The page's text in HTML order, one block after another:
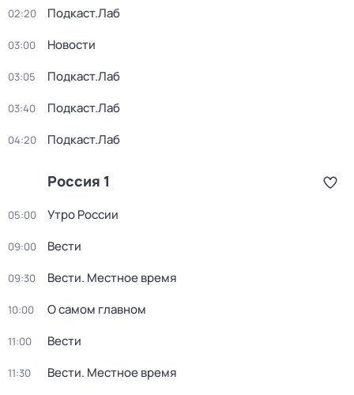
02:20 Подкаст.Лаб
03:00 Новости
03:05 Подкаст.Лаб
03:40 Подкаст.Лаб
04:20 Подкаст.Лаб
Россия 1
05:00 Утро России
09:00 Вести
09:30 Вести. Местное время
10:00 О самом главном
11:00 Вести
11:30 Вести. Местное время